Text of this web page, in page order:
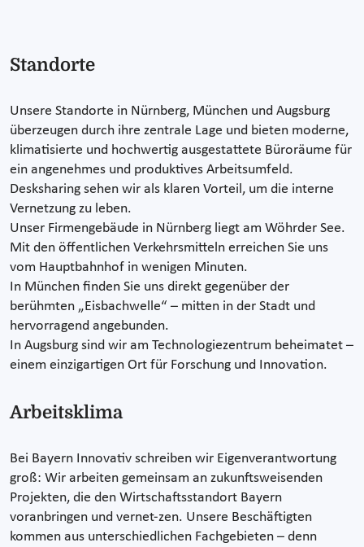
Standorte
Unsere Standorte in Nürnberg, München und Augsburg
überzeugen durch ihre zentrale Lage und bieten moderne,
klimatisierte und hochwertig ausgestattete Büroräume für
ein angenehmes und produktives Arbeitsumfeld.
Desksharing sehen wir als klaren Vorteil, um die interne
Vernetzung zu leben.
Unser Firmengebäude in Nürnberg liegt am Wöhrder See.
Mit den öffentlichen Verkehrsmitteln erreichen Sie uns
vom Hauptbahnhof in wenigen Minuten.
In München finden Sie uns direkt gegenüber der
berühmten „Eisbachwelle“ – mitten in der Stadt und
hervorragend angebunden.
In Augsburg sind wir am Technologiezentrum beheimatet –
einem einzigartigen Ort für Forschung und Innovation.
Arbeitsklima
Bei Bayern Innovativ schreiben wir Eigenverantwortung
groß: Wir arbeiten gemeinsam an zukunftsweisenden
Projekten, die den Wirtschaftsstandort Bayern
voranbringen und vernet-zen. Unsere Beschäftigten
kommen aus unterschiedlichen Fachgebieten – denn